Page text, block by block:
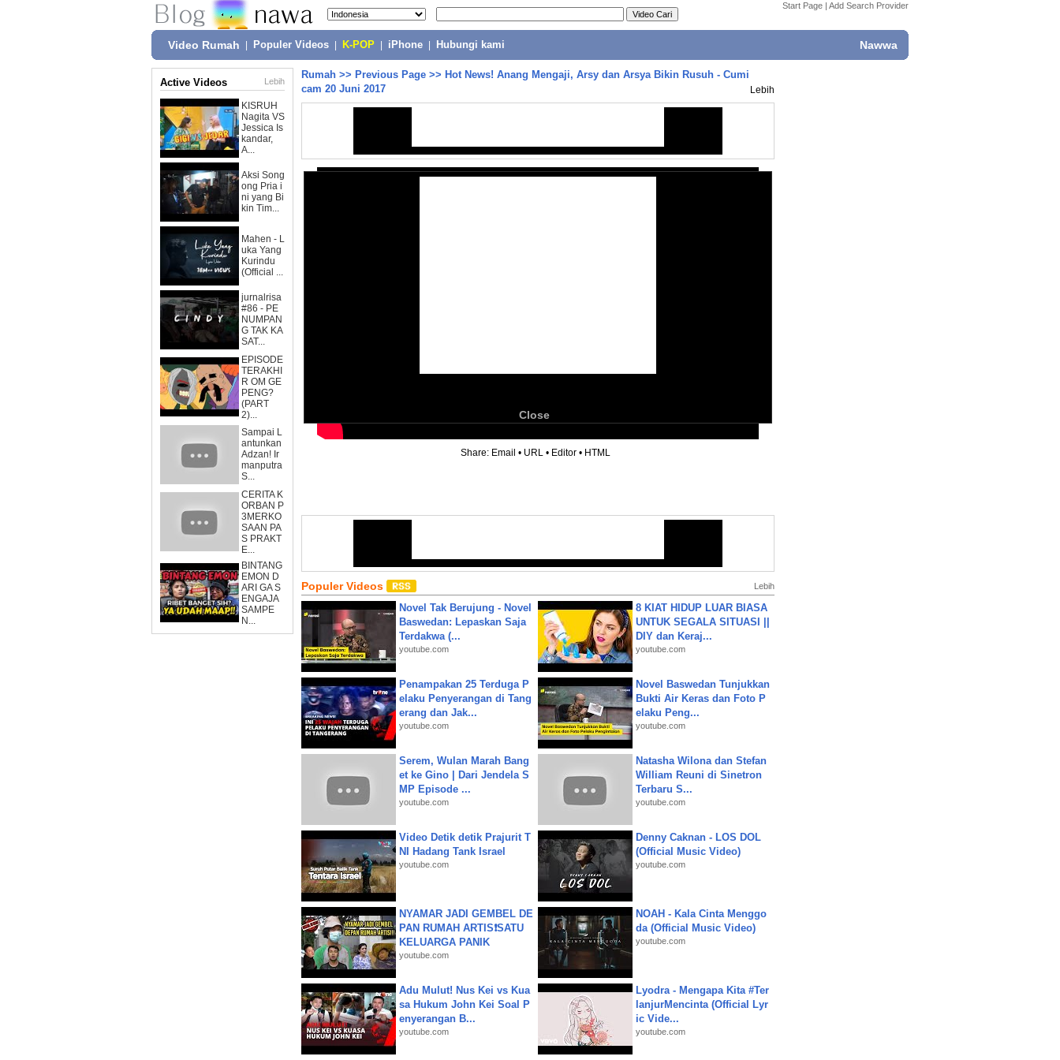
Start Page | Add Search Provider
Video Rumah Populer Videos K-POP iPhone Hubungi kami Nawwa
Active Videos Lebih
KISRUH
Nagita VS
Jessica Is
kandar,
A...
Aksi Song
ong Pria i
ni yang Bi
kin Tim...
Mahen - L
uka Yang
Kurindu
(Official ...
jurnalrisa
#86 - PE
NUMPAN
G TAK KA
SAT...
EPISODE
TERAKHI
R OM GE
PENG?
(PART
2)...
Sampai L
antunkan
Adzan! Ir
manputra
S...
CERITA K
ORBAN P
3MERKO
SAAN PA
S PRAKT
E...
BINTANG
EMON D
ARI GA S
ENGAJA
SAMPE
N...
Rumah >> Previous Page >> Hot News! Anang Mengaji, Arsy dan Arsya Bikin Rusuh - Cumi
cam 20 Juni 2017
Lebih
Close
Share: Email • URL • Editor • HTML
Populer Videos Lebih
Novel Tak Berujung - Novel
Baswedan: Lepaskan Saja
Terdakwa (...
youtube.com
8 KIAT HIDUP LUAR BIASA
UNTUK SEGALA SITUASI ||
DIY dan Keraj...
youtube.com
Penampakan 25 Terduga P
elaku Penyerangan di Tang
erang dan Jak...
youtube.com
Novel Baswedan Tunjukkan
Bukti Air Keras dan Foto P
elaku Peng...
youtube.com
Serem, Wulan Marah Bang
et ke Gino | Dari Jendela S
MP Episode ...
youtube.com
Natasha Wilona dan Stefan
William Reuni di Sinetron
Terbaru S...
youtube.com
Video Detik detik Prajurit T
NI Hadang Tank Israel
youtube.com
Denny Caknan - LOS DOL
(Official Music Video)
youtube.com
NYAMAR JADI GEMBEL DE
PAN RUMAH ARTIS❗SATU
KELUARGA PANIK
youtube.com
NOAH - Kala Cinta Menggo
da (Official Music Video)
youtube.com
Adu Mulut! Nus Kei vs Kua
sa Hukum John Kei Soal P
enyerangan B...
youtube.com
Lyodra - Mengapa Kita #Ter
lanjurMencinta (Official Lyr
ic Vide...
youtube.com